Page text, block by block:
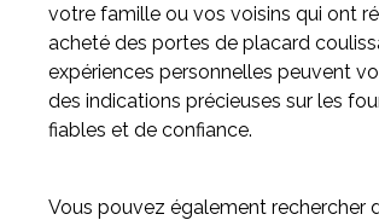
votre famille ou vos voisins qui ont
acheté des portes de placard
expériences personnelles peuvent
des indications précieuses sur les
fiables et de confiance.
Vous pouvez également rechercher